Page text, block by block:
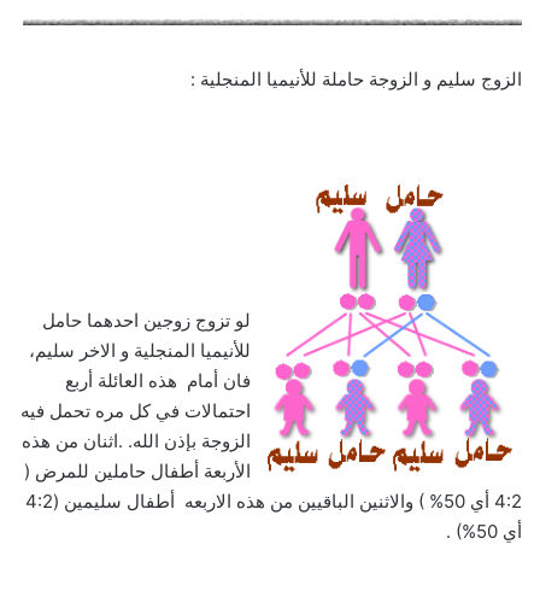
الزوج سليم و الزوجة حاملة للأنيميا المنجلية :
لو تزوج زوجين احدهما حامل
للأنيميا المنجلية و الاخر سليم،
فان أمام هذه العائلة أربع
احتمالات في كل مره تحمل فيه
الزوجة بإذن الله. .اثنان من هذه
الأربعة أطفال حاملين للمرض (
4:2 أي 50% ) والاثنين الباقيين من هذه الاربعه أطفال سليمين (4:2
أي 50%) .